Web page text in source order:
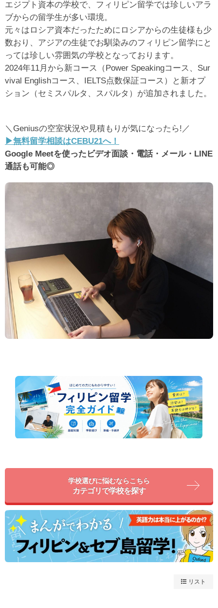
エジプト資本の学校で、フィリピン留学では珍しいアラ
ブからの留学生が多い環境。
元々はロシア資本だったためにロシアからの生徒様も少
数おり、アジアの生徒でお馴染みのフィリピン留学にと
っては珍しい雰囲気の学校となっております。
2024年11月から新コース（Power Speakingコース、Sur
vival Englishコース、IELTS点数保証コース）と新オプ
ション（セミスパルタ、スパルタ）が追加されました。
＼Geniusの空室状況や見積もりが気になったら!／
▶︎無料留学相談はCEBU21へ！
Google Meetを使ったビデオ面談・電話・メール・LINE
通話も可能◎
学校選びに悩むならこちら
カテゴリで学校を探す
リスト